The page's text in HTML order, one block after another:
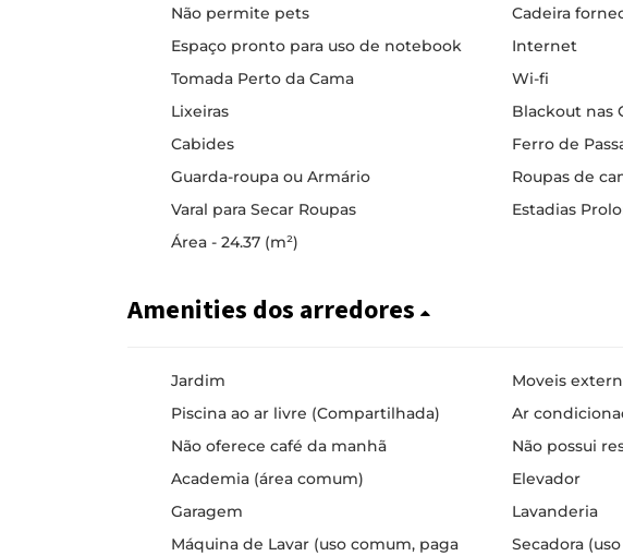
Não permite pets
Cadeira
Espaço pronto para uso de notebook
Internet
Tomada Perto da Cama
Wi-fi
Lixeiras
Blackout nas
Cabides
Ferro de
Guarda-roupa ou Armário
Roupas de
Varal para Secar Roupas
Estadias
Área - 24.37 (m²)
Amenities dos arredores
Jardim
Moveis
Piscina ao ar livre (Compartilhada)
Ar
Não oferece café da manhã
Não possui
Academia (área comum)
Elevador
Garagem
Lavanderia
Máquina de Lavar (uso comum, paga
Secadora